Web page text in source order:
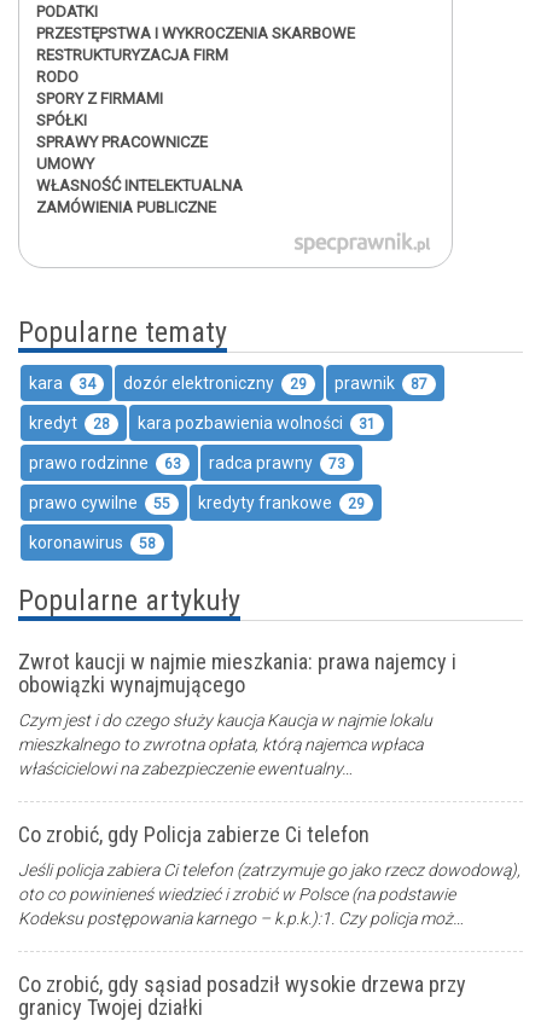
PODATKI
PRZESTĘPSTWA I WYKROCZENIA SKARBOWE
RESTRUKTURYZACJA FIRM
RODO
SPORY Z FIRMAMI
SPÓŁKI
SPRAWY PRACOWNICZE
UMOWY
WŁASNOŚĆ INTELEKTUALNA
ZAMÓWIENIA PUBLICZNE
Popularne tematy
kara 34 dozór elektroniczny 29 prawnik 87
kredyt 28 kara pozbawienia wolności 31
prawo rodzinne 63 radca prawny 73
prawo cywilne 55 kredyty frankowe 29
koronawirus 58
Popularne artykuły
Zwrot kaucji w najmie mieszkania: prawa najemcy i
obowiązki wynajmującego
Czym jest i do czego służy kaucja Kaucja w najmie lokalu
mieszkalnego to zwrotna opłata, którą najemca wpłaca
właścicielowi na zabezpieczenie ewentualny…
Co zrobić, gdy Policja zabierze Ci telefon
Jeśli policja zabiera Ci telefon (zatrzymuje go jako rzecz dowodową),
oto co powinieneś wiedzieć i zrobić w Polsce (na podstawie
Kodeksu postępowania karnego – k.p.k.):1. Czy policja moż…
Co zrobić, gdy sąsiad posadził wysokie drzewa przy
granicy Twojej działki